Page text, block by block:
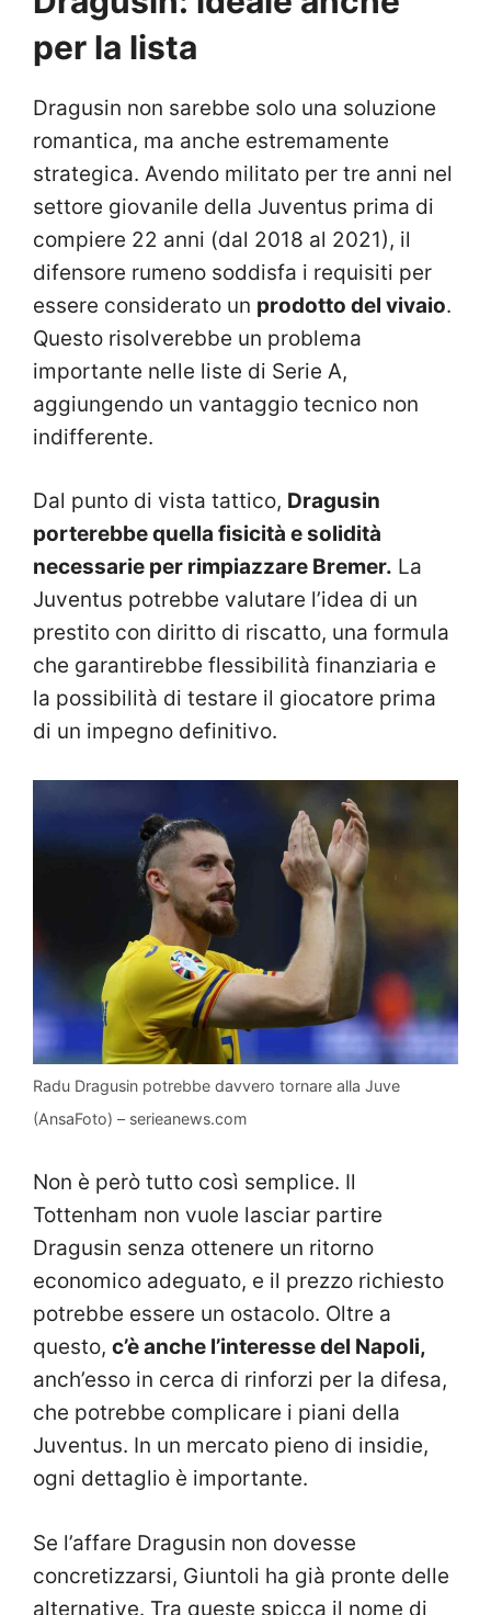
per la lista
Dragusin non sarebbe solo una soluzione
romantica, ma anche estremamente
strategica. Avendo militato per tre anni nel
settore giovanile della Juventus prima di
compiere 22 anni (dal 2018 al 2021), il
difensore rumeno soddisfa i requisiti per
essere considerato un prodotto del vivaio.
Questo risolverebbe un problema
importante nelle liste di Serie A,
aggiungendo un vantaggio tecnico non
indifferente.
Dal punto di vista tattico, Dragusin
porterebbe quella fisicità e solidità
necessarie per rimpiazzare Bremer. La
Juventus potrebbe valutare l’idea di un
prestito con diritto di riscatto, una formula
che garantirebbe flessibilità finanziaria e
la possibilità di testare il giocatore prima
di un impegno definitivo.
Radu Dragusin potrebbe davvero tornare alla Juve
(AnsaFoto) – serieanews.com
Non è però tutto così semplice. Il
Tottenham non vuole lasciar partire
Dragusin senza ottenere un ritorno
economico adeguato, e il prezzo richiesto
potrebbe essere un ostacolo. Oltre a
questo, c’è anche l’interesse del Napoli,
anch’esso in cerca di rinforzi per la difesa,
che potrebbe complicare i piani della
Juventus. In un mercato pieno di insidie,
ogni dettaglio è importante.
Se l’affare Dragusin non dovesse
concretizzarsi, Giuntoli ha già pronte delle
alternative. Tra queste spicca il nome di